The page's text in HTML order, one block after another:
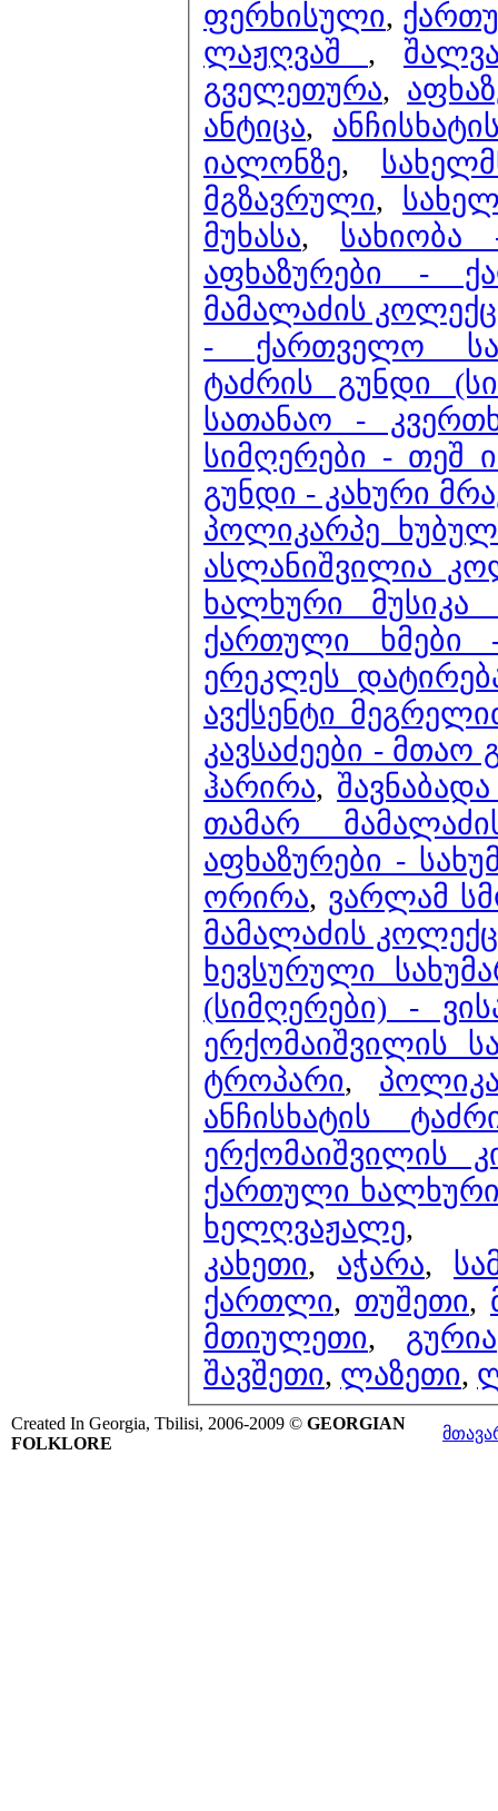
ფერხისული,
ლაჟღვაშ ,
გველეთურა,
ანტიცა,
იალონზე,
მგზავრული,
მუხასა,
აფხაზურები -
მამალაძის
- ქართველო
ტაძრის გუნდი
სათანაო -
სიმღერები - თეშ
გუნდი - კახური
პოლიკარპე
ასლანიშვილია
ხალხური
ქართული ხმები
ერეკლეს
ავქსენტი
კავსაძეები - მთაო
ჰარირა,
თამარ
აფხაზურები -
ორირა, ვარლამ
მამალაძის
ხევსურული
(სიმღერები) -
ერქომაიშვილის
ტროპარი,
ანჩისხატის
ერქომაიშვილის
ქართული ხალხური
ხელღვაჟალე,
კახეთი, აჭარა,
ქართლი, თუშეთი,
მთიულეთი, გურია
შავშეთი, ლაზეთი,
Created In Georgia, Tbilisi, 2006-2009 © GEORGIAN
FOLKLORE